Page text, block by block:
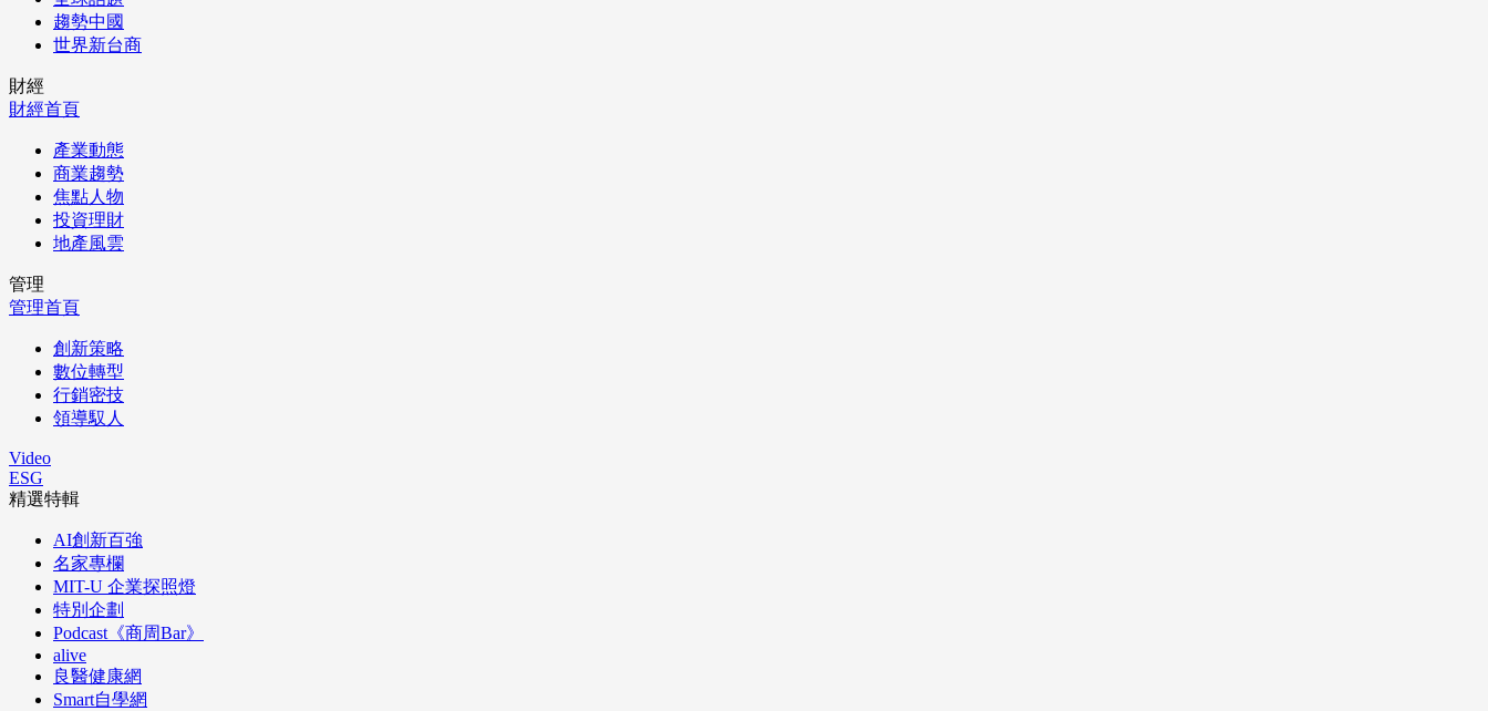
趨勢中國
世界新台商
財經
財經首頁
產業動態
商業趨勢
焦點人物
投資理財
地產風雲
管理
管理首頁
創新策略
數位轉型
行銷密技
領導馭人
Video
ESG
精選特輯
AI創新百強
名家專欄
MIT-U 企業探照燈
特別企劃
Podcast《商周Bar》
alive
良醫健康網
Smart自學網